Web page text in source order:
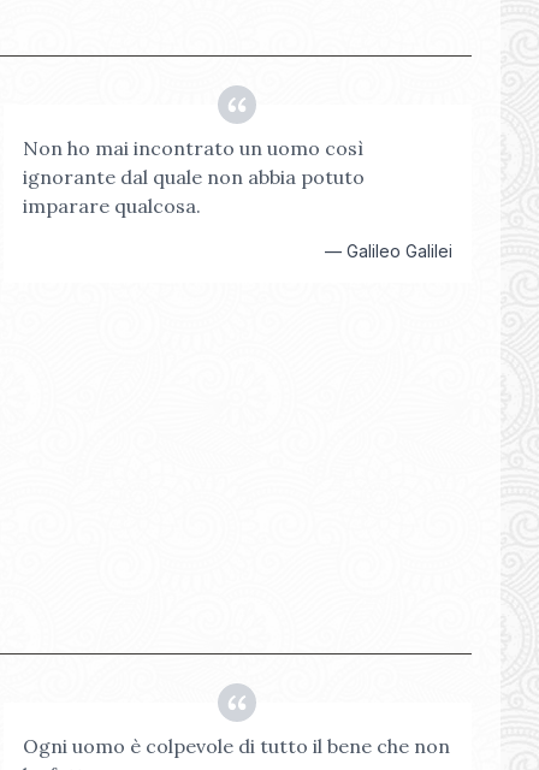
Non ho mai incontrato un uomo così
ignorante dal quale non abbia potuto
imparare qualcosa.
— Galileo Galilei
Ogni uomo è colpevole di tutto il bene che non